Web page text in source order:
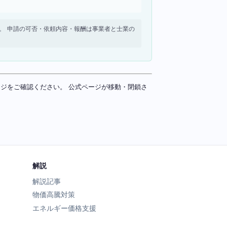
申請の可否・依頼内容・報酬は事業者と士業の
をご確認ください。 公式ページが移動・閉鎖さ
解説
解説記事
物価高騰対策
エネルギー価格支援